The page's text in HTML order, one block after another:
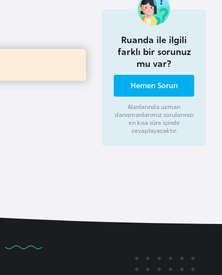
Ruanda ile ilgili
farklı bir sorunuz
mu var?
Hemen Sorun
Alanlarında uzman
danışmanlarımız sorularınızı
en kısa süre içinde
cevaplayacaktır.